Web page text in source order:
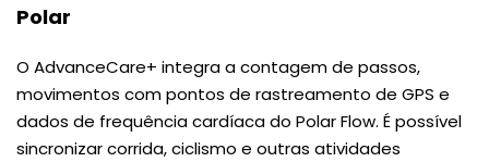
Polar
O AdvanceCare+ integra a contagem de passos,
movimentos com pontos de rastreamento de GPS e
dados de frequência cardíaca do Polar Flow. É possível
sincronizar corrida, ciclismo e outras atividades